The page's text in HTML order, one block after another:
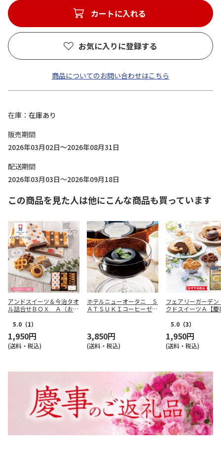
カートに入れる
お気に入りに登録する
商品についてのお問い合わせはこちら
在庫
在庫あり
販売期間
2026年03月02日～2026年08月31日
配送期間
2026年03月03日～2026年09月18日
この商品を見た人は他にこんな商品も買っています
アンドスイーツ＆今治タオ
ル詰合せＢＯＸ Ａ（お名
5.0 （1）
1,950円
(送料・税込)
ホテルニューオータニ Ｓ
ＡＴＳＵＫＩコーヒーゼリ
3,850円
(送料・税込)
フェアリーガーデ
クドスイーツＡ【慶
5.0 （3）
1,950円
(送料・税込)